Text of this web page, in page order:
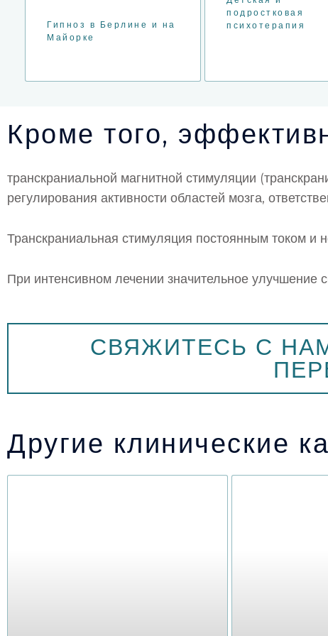
Гипноз в Берлине и на
Майорке
подростковая
психотерапия
Кроме того,
транскраниальной магнитной стимуляции
регулирования активности областей мозга,
Транскраниальная стимуляция постоянным током и
При интенсивном лечении значительное улучшение
СВЯЖИТЕСЬ С
Другие клинические